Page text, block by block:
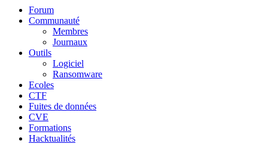
Forum
Communauté
Membres
Journaux
Outils
Logiciel
Ransomware
Ecoles
CTF
Fuites de données
CVE
Formations
Hacktualités